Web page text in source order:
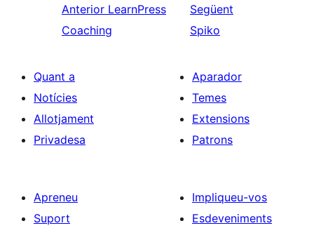
Anterior LearnPress
Coaching
Següent
Spiko
Quant a
Notícies
Allotjament
Privadesa
Aparador
Temes
Extensions
Patrons
Apreneu
Suport
Impliqueu-vos
Esdeveniments